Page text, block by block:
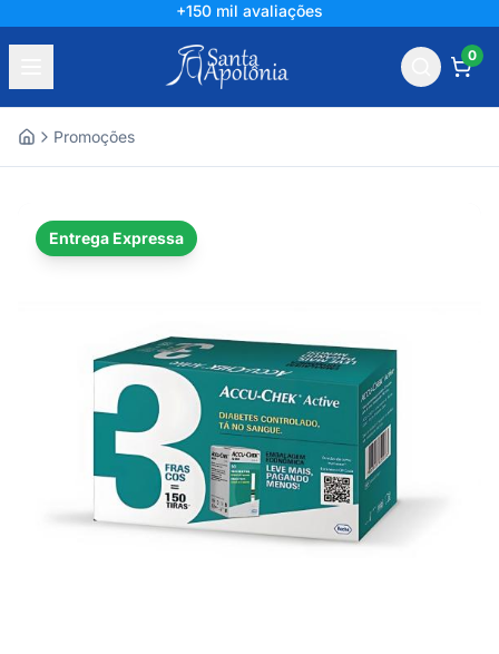
+150 mil avaliações
0
Promoções
Entrega Expressa